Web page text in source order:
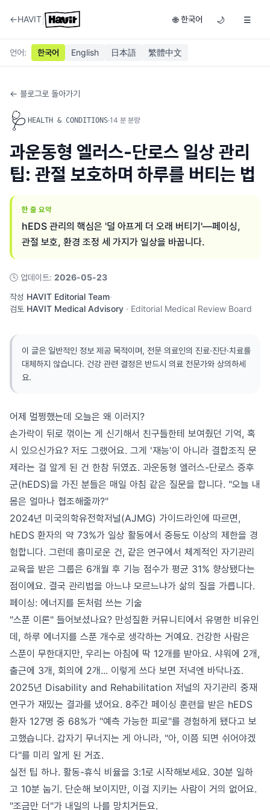
←HAVIT 🌐 한국어 🌙 ☰
언어: 한국어 English 日本語 繁體中文
← 블로그로 돌아가기
🩺 HEALTH & CONDITIONS·14 분 분량
과운동형 엘러스-단로스 일상 관리
팁: 관절 보호하며 하루를 버티는 법
한 줄 요약
hEDS 관리의 핵심은 '덜 아프게 더 오래 버티기'—페이싱,
관절 보호, 환경 조정 세 가지가 일상을 바꿉니다.
🕓 업데이트: 2026-05-23
작성 HAVIT Editorial Team·
검토 HAVIT Medical Advisory · Editorial Medical Review Board
이 글은 일반적인 정보 제공 목적이며, 전문 의료인의 진료·진단·치료를
대체하지 않습니다. 건강 관련 결정은 반드시 의료 전문가와 상의하세
요.
어제 멀쩡했는데 오늘은 왜 이러지?
손가락이 뒤로 꺾이는 게 신기해서 친구들한테 보여줬던 기억, 혹
시 있으신가요? 저도 그랬어요. 그게 '재능'이 아니라 결합조직 문
제라는 걸 알게 된 건 한참 뒤였죠. 과운동형 엘러스-단로스 증후
군(hEDS)을 가진 분들은 매일 아침 같은 질문을 합니다. "오늘 내
몸은 얼마나 협조해줄까?"
2024년 미국의학유전학저널(AJMG) 가이드라인에 따르면,
hEDS 환자의 약 73%가 일상 활동에서 중등도 이상의 제한을 경
험합니다. 그런데 흥미로운 건, 같은 연구에서 체계적인 자기관리
교육을 받은 그룹은 6개월 후 기능 점수가 평균 31% 향상됐다는
점이에요. 결국 관리법을 아느냐 모르느냐가 삶의 질을 가릅니다.
페이싱: 에너지를 돈처럼 쓰는 기술
"스푼 이론" 들어보셨나요? 만성질환 커뮤니티에서 유명한 비유인
데, 하루 에너지를 스푼 개수로 생각하는 거예요. 건강한 사람은
스푼이 무한대지만, 우리는 아침에 딱 12개를 받아요. 샤워에 2개,
출근에 3개, 회의에 2개... 이렇게 쓰다 보면 저녁엔 바닥나죠.
2025년 Disability and Rehabilitation 저널의 자기관리 중재
연구가 재밌는 결과를 냈어요. 8주간 페이싱 훈련을 받은 hEDS
환자 127명 중 68%가 "예측 가능한 피로"를 경험하게 됐다고 보
고했습니다. 갑자기 무너지는 게 아니라, "아, 이쯤 되면 쉬어야겠
다"를 미리 알게 된 거죠.
실전 팁 하나. 활동-휴식 비율을 3:1로 시작해보세요. 30분 일하
고 10분 눕기. 단순해 보이지만, 이걸 지키는 사람이 거의 없어요.
"조금만 더"가 내일의 나를 망치거든요.